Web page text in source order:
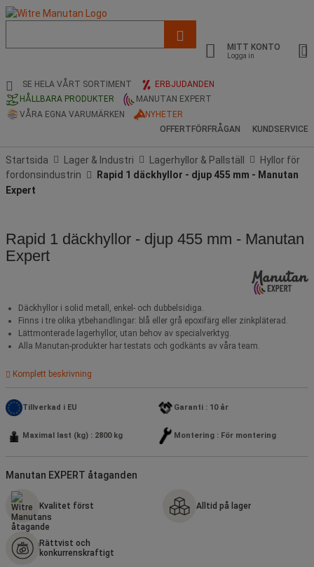
och
sökhistorik
MITT KONTO
Logga in
SE HELA VÅRT SORTIMENT
ERBJUDANDEN
HÅLLBARA PRODUKTER
MANUTAN EXPERT
VÅRA EGNA VARUMÄRKEN
NYHETER
OFFERTFÖRFRÅGAN
KUNDSERVICE
Startsida Lager & Industri Lagerhyllor & Pallställ
Hyllor för
fordonsindustrin
Rapid 1 däckhyllor - djup 455 mm - Manutan
Expert
Rapid 1 däckhyllor - djup 455 mm - Manutan
Expert
Däckhyllor i solid metall, enkel- och dubbelsidiga.
Finns i tre olika ytbehandlingar: blå eller grå epoxifärg eller zinkpläterad.
Lättmonterade lagerhyllor, utan behov av specialverktyg.
Alla Manutan-produkter har testats och godkänts av våra team.
Komplett beskrivning
Tillverkad i EU Garanti : 10 år
Maximal last (kg) : 2800 kg Montering : För montering
Manutan EXPERT åtaganden
Kvalitet först Alltid på lager
Rättvist och
konkurrenskraftigt